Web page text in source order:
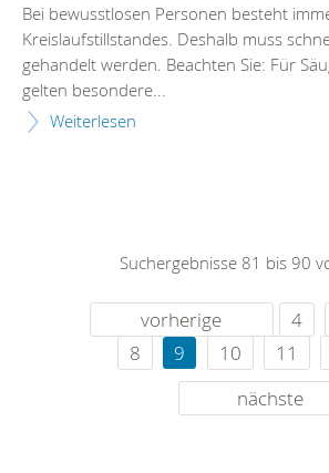
Bei bewusstlosen Personen besteht
Kreislaufstillstandes. Deshalb muss
gehandelt werden. Beachten Sie: Für
gelten besondere...
Weiterlesen
Suchergebnisse 81 bis 90
vorherige 4
8
9 10 11
nächste